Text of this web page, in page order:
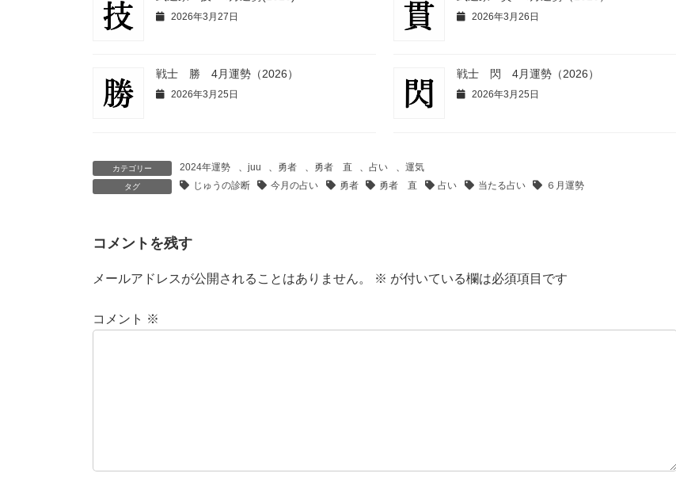
2026年3月27日 2026年3月26日
戦士 勝 4月運勢（2026）
2026年3月25日
戦士 閃 4月運勢（2026）
2026年3月25日
カテゴリー 2024年運勢 、 juu 、 勇者 、 勇者 直 、占い 、 運気
タグ じゅうの診断 今月の占い 勇者 勇者 直 占い 当たる占い ６月運勢
コメントを残す
メールアドレスが公開されることはありません。 ※ が付いている欄は必須項目です
コメント ※